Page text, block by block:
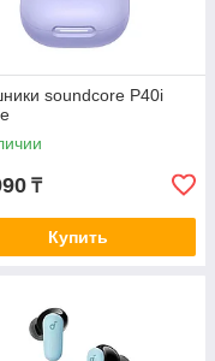
soundcore P40i
₸
Купить